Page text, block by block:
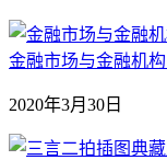
金融市场与金融机
2020年3月30日